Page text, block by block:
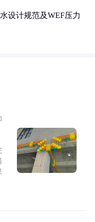
设计规范及WEF压力